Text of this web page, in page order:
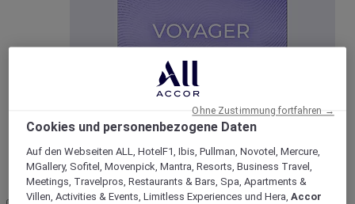
ALL Accor+ Voyager
15% rabatt das ganze Jahr über auf Ihre Aufenthalte
bei über 30 Marken
JETZT ANMELDEN
Mehr
Cookies und personenbezogene Daten
Auf den Webseiten ALL, HotelF1, Ibis, Pullman, Novotel, Mercure,
MGallery, Sofitel, Movenpick, Mantra, Resorts, Business Travel,
Meetings, Travelpros, Restaurants & Bars, Spa, Apartments &
Villen, Activities & Events, Limitless Experiences und Hera,Accor
Ohne Zustimmung fortfahren →